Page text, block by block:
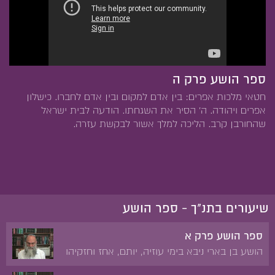
ספר הושע פרק ה
חטאי מלכות אפרים: בין אדם למקום ובין אדם לחברו. כישלון
אפרים ויהודה. ה' הסיר את השגחתו. הודעה לבית ישראל
שהחורבן קרב. הליכה למלך אשור לבקשת עזרה.
שיעורים בתנ"ך - ספר הושע
ספר הושע פרק א
הושע בן בארי ניבא בימי עוזיה, יותם, אחז וחזקיהו